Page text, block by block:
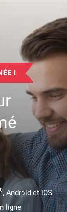
!
, Android et iOS
ligne